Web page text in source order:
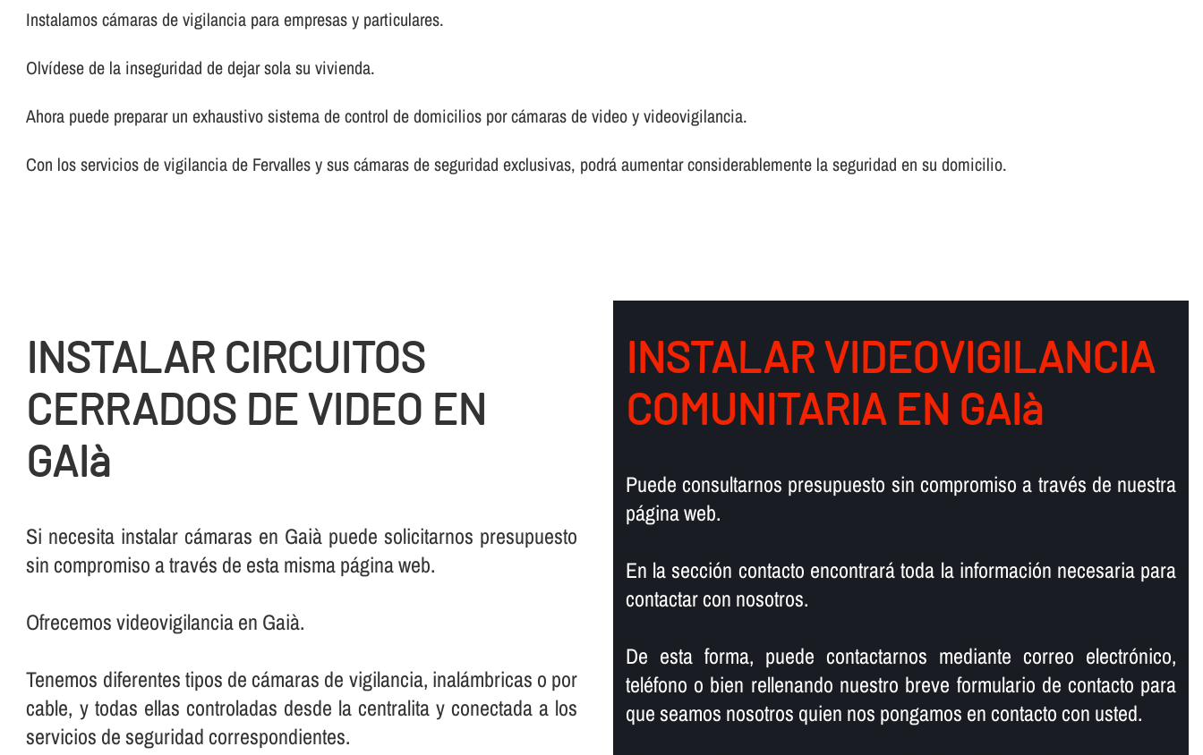
Instalamos cámaras de vigilancia para empresas y particulares.
Olví­dese de la inseguridad de dejar sola su vivienda.
Ahora puede preparar un exhaustivo sistema de control de domicilios por cámaras de video y videovigilancia.
Con los servicios de vigilancia de Fervalles y sus cámaras de seguridad exclusivas, podrá aumentar considerablemente la seguridad en su domicilio.
INSTALAR CIRCUITOS
CERRADOS DE VIDEO EN
GAIà
Si necesita instalar cámaras en Gaià puede solicitarnos presupuesto
sin compromiso a través de esta misma página web.
Ofrecemos videovigilancia en Gaià.
Tenemos diferentes tipos de cámaras de vigilancia, inalámbricas o por
cable, y todas ellas controladas desde la centralita y conectada a los
servicios de seguridad correspondientes.
INSTALAR VIDEOVIGILANCIA
COMUNITARIA EN GAIà
Puede consultarnos presupuesto sin compromiso a través de nuestra
página web.
En la sección contacto encontrará toda la información necesaria para
contactar con nosotros.
De esta forma, puede contactarnos mediante correo electrónico,
teléfono o bien rellenando nuestro breve formulario de contacto para
que seamos nosotros quien nos pongamos en contacto con usted.